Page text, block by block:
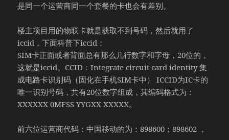
是同一个运营商同一个套餐的卡也会有差别。
楼主项目用的物联卡就是获取不到号码，然后就用了
iccid，下面科普下iccid：
SIM卡正面或者背面总有那么几行数字和字母，20位的，
这就是iccid。CCID：Integrate circuit card identity 集
成电路卡识别码（固化在手机SIM卡中） ICCID为IC卡的
唯一识别号码，共有20位数字组成，其编码格式为：
XXXXXX 0MFSS YYGXX XXXXX。
前六位运营商代码：中国移动的为：898600；898602 ，